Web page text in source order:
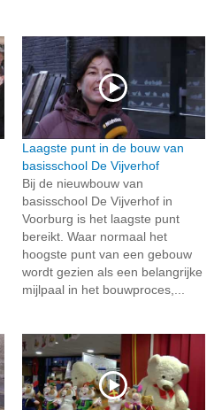
Laagste punt in de bouw van
basisschool De Vijverhof
Bij de nieuwbouw van
basisschool De Vijverhof in
Voorburg is het laagste punt
bereikt. Waar normaal het
hoogste punt van een gebouw
wordt gezien als een belangrijke
mijlpaal in het bouwproces,...